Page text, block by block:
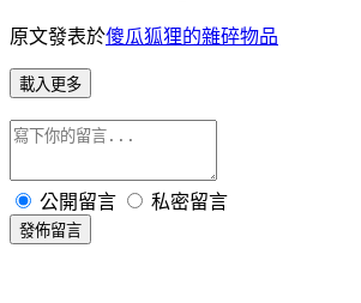
原文發表於傻瓜狐狸的雜碎物品
載入更多
公開留言 私密留言
發佈留言